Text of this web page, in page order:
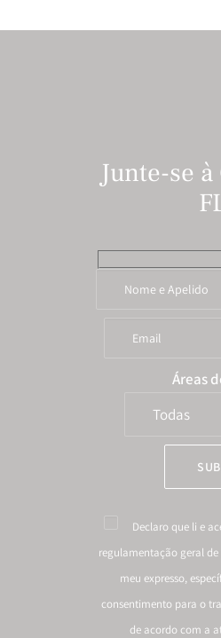
Junte-se
Áreas
Declaro que li e
regulamentação geral
meu expresso,
consentimento para o
de acordo com a